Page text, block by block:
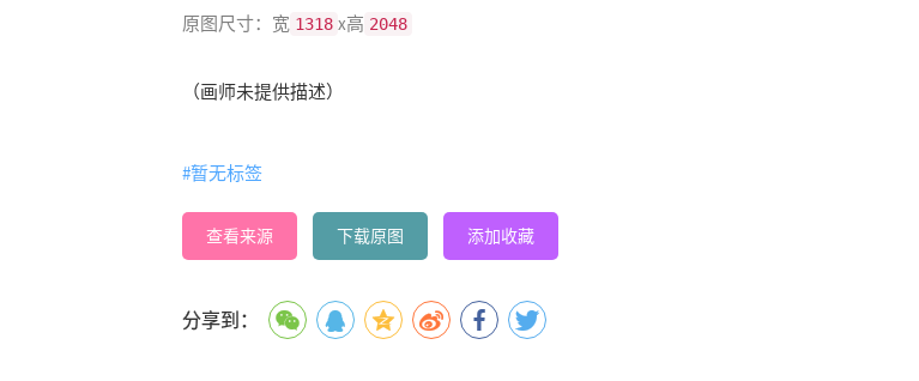
原图尺寸：宽 1318 x高 2048
（画师未提供描述）
#暂无标签
查看来源 下载原图 添加收藏
分享到：